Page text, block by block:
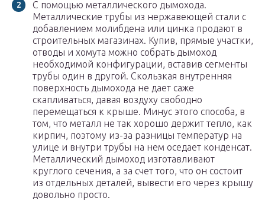
С помощью металлического дымохода.
Металлические трубы из нержавеющей стали с
добавлением молибдена или цинка продают в
строительных магазинах. Купив, прямые участки,
отводы и хомута можно собрать дымоход
необходимой конфигурации, вставив сегменты
трубы один в другой. Скользкая внутренняя
поверхность дымохода не дает саже
скапливаться, давая воздуху свободно
перемещаться к крыше. Минус этого способа, в
том, что металл не так хорошо держит тепло, как
кирпич, поэтому из-за разницы температур на
улице и внутри трубы на нем оседает конденсат.
Металлический дымоход изготавливают
круглого сечения, а за счет того, что он состоит
из отдельных деталей, вывести его через крышу
довольно просто.